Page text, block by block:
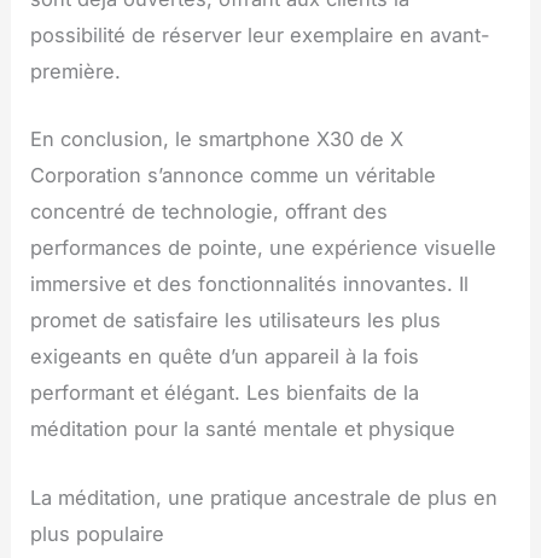
possibilité de réserver leur exemplaire en avant-
première.
En conclusion, le smartphone X30 de X
Corporation s’annonce comme un véritable
concentré de technologie, offrant des
performances de pointe, une expérience visuelle
immersive et des fonctionnalités innovantes. Il
promet de satisfaire les utilisateurs les plus
exigeants en quête d’un appareil à la fois
performant et élégant. Les bienfaits de la
méditation pour la santé mentale et physique
La méditation, une pratique ancestrale de plus en
plus populaire